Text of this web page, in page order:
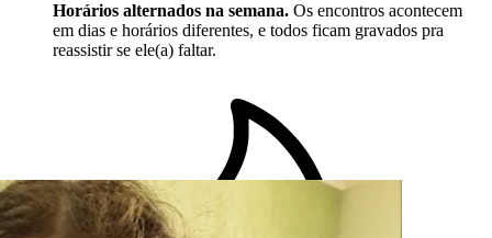
Horários alternados na semana. Os encontros acontecem
em dias e horários diferentes, e todos ficam gravados pra
reassistir se ele(a) faltar.